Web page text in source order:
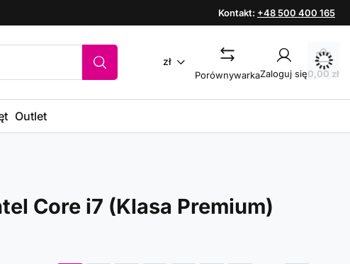
Kontakt: +48 500 400 165
zł
PorównywarkaZaloguj się0,00 zł
Outlet
Core i7 (Klasa Premium)